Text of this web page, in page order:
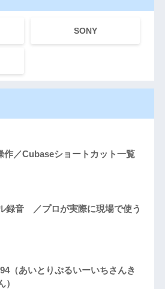
SONY
作／Cubaseショートカット一覧
録音 ／プロが実際に現場で使う
（あいとりぷるいーいちさんき
）